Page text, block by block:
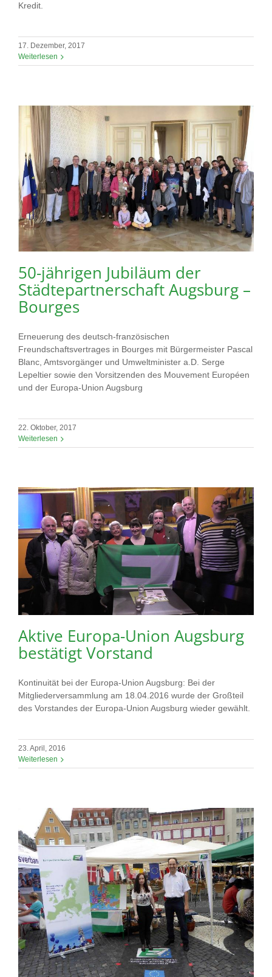
Kredit.
17. Dezember, 2017
Weiterlesen
50-jährigen Jubiläum der
Städtepartnerschaft Augsburg –
Bourges
Erneuerung des deutsch-französischen
Freundschaftsvertrages in Bourges mit Bürgermeister Pascal
Blanc, Amtsvorgänger und Umweltminister a.D. Serge
Lepeltier sowie den Vorsitzenden des Mouvement Européen
und der Europa-Union Augsburg
22. Oktober, 2017
Weiterlesen
Aktive Europa-Union Augsburg
bestätigt Vorstand
Kontinuität bei der Europa-Union Augsburg: Bei der
Mitgliederversammlung am 18.04.2016 wurde der Großteil
des Vorstandes der Europa-Union Augsburg wieder gewählt.
23. April, 2016
Weiterlesen